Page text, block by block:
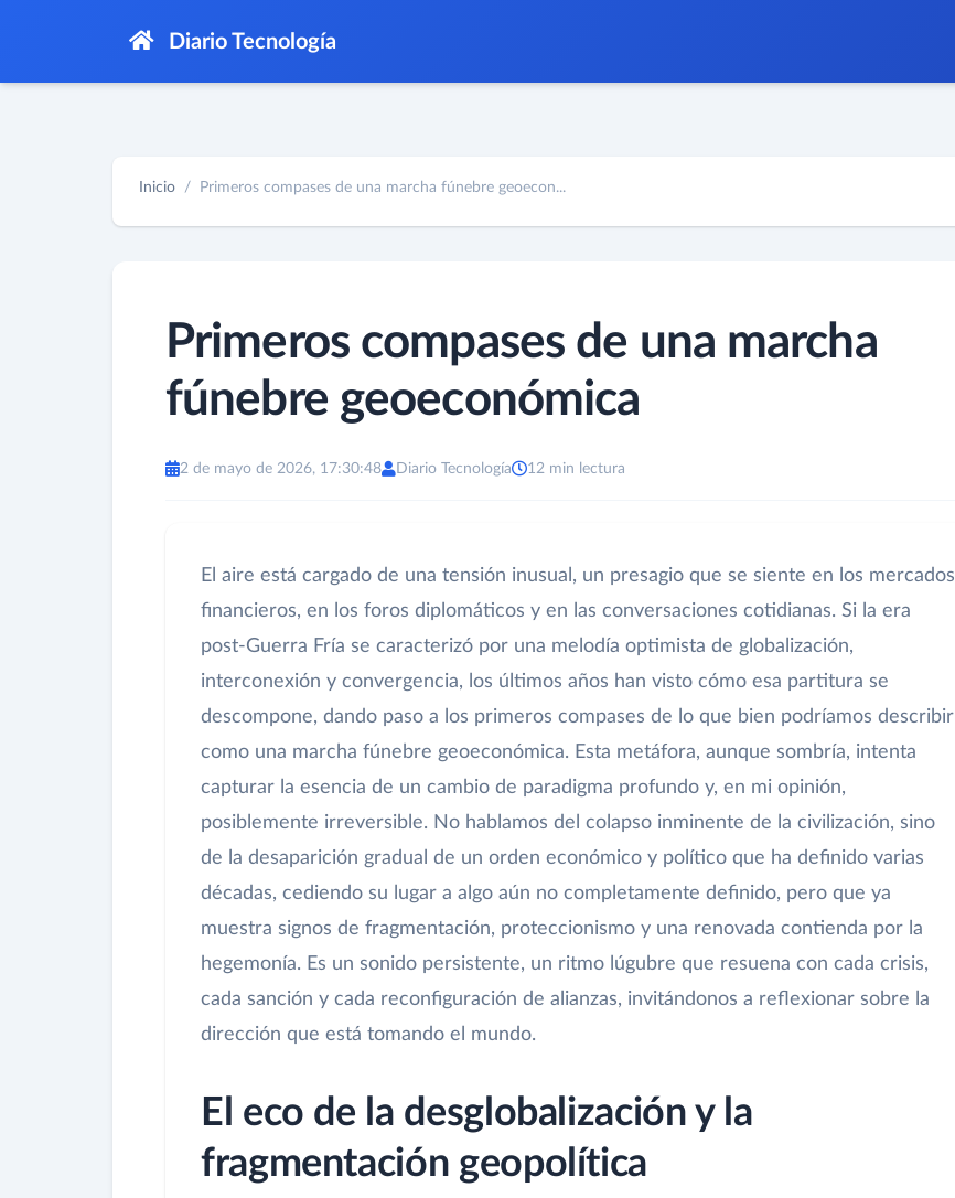
Diario Tecnología
Inicio Primeros compases de una marcha fúnebre geoecon...
Primeros compases de una marcha
fúnebre geoeconómica
2 de mayo de 2026, 17:30:48 Diario Tecnología 12 min lectura
El aire está cargado de una tensión inusual, un presagio que se siente en los mercados
financieros, en los foros diplomáticos y en las conversaciones cotidianas. Si la era
post-Guerra Fría se caracterizó por una melodía optimista de globalización,
interconexión y convergencia, los últimos años han visto cómo esa partitura se
descompone, dando paso a los primeros compases de lo que bien podríamos describir
como una marcha fúnebre geoeconómica. Esta metáfora, aunque sombría, intenta
capturar la esencia de un cambio de paradigma profundo y, en mi opinión,
posiblemente irreversible. No hablamos del colapso inminente de la civilización, sino
de la desaparición gradual de un orden económico y político que ha definido varias
décadas, cediendo su lugar a algo aún no completamente definido, pero que ya
muestra signos de fragmentación, proteccionismo y una renovada contienda por la
hegemonía. Es un sonido persistente, un ritmo lúgubre que resuena con cada crisis,
cada sanción y cada reconfiguración de alianzas, invitándonos a reflexionar sobre la
dirección que está tomando el mundo.
El eco de la desglobalización y la
fragmentación geopolítica